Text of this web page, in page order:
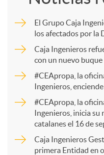
p
a
r
t
El Grupo Caja
los afectados por la
Caja Ingenieros
con un nuevo
#CEApropa, la
Ingenieros,
#CEApropa, la
Ingenieros, inicia
catalanes el 16 de
Caja Ingenieros
primera Entidad en